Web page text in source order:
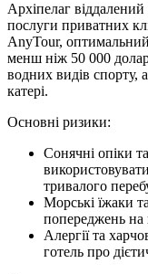
Архіпелаг
послуги приватних
AnyTour,
менш ніж 50 000
водних видів спорту,
катері.
Основні ризики:
Сонячні опіки
тривалого
Морські їжаки
попереджень на
Алергії та
готель про